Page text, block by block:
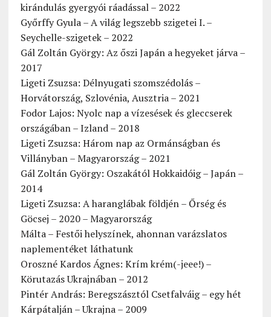
kirándulás gyergyói ráadással – 2022
Győrffy Gyula – A világ legszebb szigetei I. –
Seychelle-szigetek – 2022
Gál Zoltán György: Az őszi Japán a hegyeket járva –
2017
Ligeti Zsuzsa: Délnyugati szomszédolás –
Horvátország, Szlovénia, Ausztria – 2021
Fodor Lajos: Nyolc nap a vízesések és gleccserek
országában – Izland – 2018
Ligeti Zsuzsa: Három nap az Ormánságban és
Villányban – Magyarország – 2021
Gál Zoltán György: Oszakától Hokkaidóig – Japán –
2014
Ligeti Zsuzsa: A haranglábak földjén – Őrség és
Göcsej – 2020 – Magyarország
Málta – Festői helyszínek, ahonnan varázslatos
naplementéket láthatunk
Oroszné Kardos Ágnes: Krím krém(-jeee!) –
Körutazás Ukrajnában – 2012
Pintér András: Beregszásztól Csetfalváig – egy hét
Kárpátalján – Ukrajna – 2009